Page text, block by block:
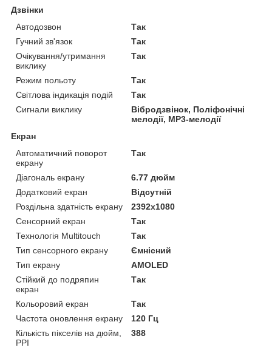
Дзвінки
Автодозвон
Так
Гучний зв'язок
Так
Очікування/утримання
виклику
Так
Режим польоту
Так
Світлова індикація подій
Так
Сигнали виклику
Вібродзвінок, Поліфонічні
мелодії, MP3-мелодії
Екран
Автоматичний поворот
екрану
Так
Діагональ екрану
6.77 дюйм
Додатковий екран
Відсутній
Роздільна здатність екрану
2392x1080
Сенсорний екран
Так
Технологія Multitouch
Так
Тип сенсорного екрану
Ємнісний
Тип екрану
AMOLED
Стійкий до подряпин
екран
Так
Кольоровий екран
Так
Частота оновлення екрану
120 Гц
Кількість пікселів на дюйм,
PPI
388